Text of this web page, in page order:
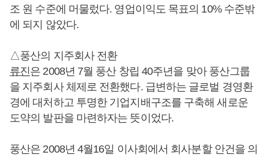
조 원 수준에 머물렀다. 영업이익도 목표의 10% 수준밖
에 되지 않았다.
△풍산의 지주회사 전환
류진은 2008년 7월 풍산 창립 40주년을 맞아 풍산그룹
을 지주회사 체제로 전환했다. 급변하는 글로벌 경영환
경에 대처하고 투명한 기업지배구조를 구축해 새로운
도약의 발판을 마련하자는 뜻이었다.
풍산은 2008년 4월16일 이사회에서 회사분할 안건을 의